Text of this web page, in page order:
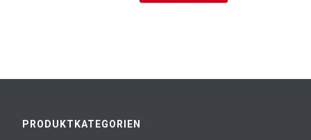
PRODUKTKATEGORIEN